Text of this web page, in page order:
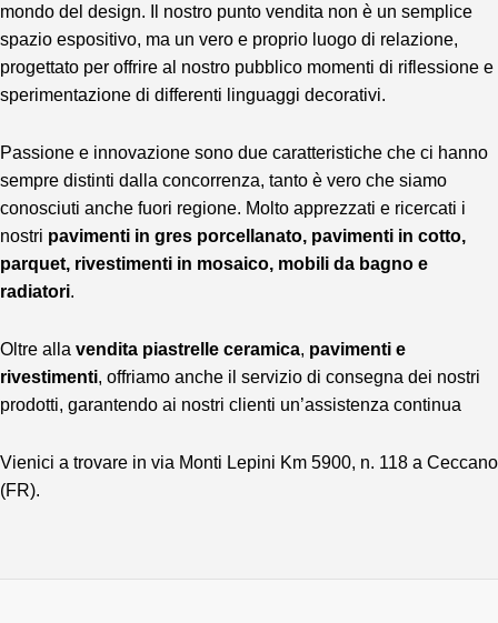
mondo del design. Il nostro punto vendita non è un semplice
spazio espositivo, ma un vero e proprio luogo di relazione,
progettato per offrire al nostro pubblico momenti di riflessione e
sperimentazione di differenti linguaggi decorativi.
Passione e innovazione sono due caratteristiche che ci hanno
sempre distinti dalla concorrenza, tanto è vero che siamo
conosciuti anche fuori regione. Molto apprezzati e ricercati i
nostri pavimenti in gres porcellanato, pavimenti in cotto,
parquet, rivestimenti in mosaico, mobili da bagno e
radiatori.
Oltre alla vendita piastrelle ceramica, pavimenti e
rivestimenti, offriamo anche il servizio di consegna dei nostri
prodotti, garantendo ai nostri clienti un’assistenza continua
Vienici a trovare in via Monti Lepini Km 5900, n. 118 a Ceccano
(FR).